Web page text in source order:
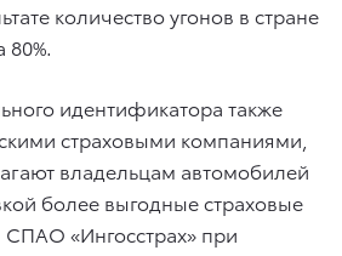
количество угонов в стране
80%.
идентификатора также
страховыми компаниями,
владельцам автомобилей
более выгодные страховые
«Ингосстрах» при